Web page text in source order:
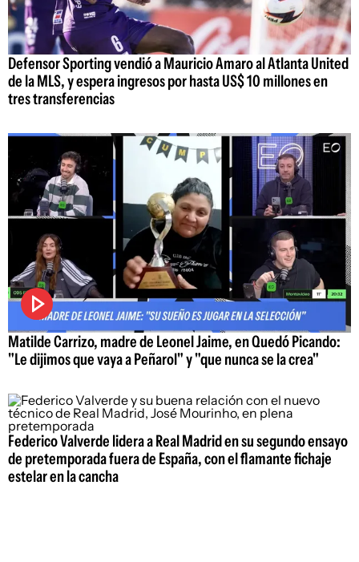
Defensor Sporting vendió a Mauricio Amaro al Atlanta United
de la MLS, y espera ingresos por hasta US$ 10 millones en
tres transferencias
Matilde Carrizo, madre de Leonel Jaime, en Quedó Picando:
"Le dijimos que vaya a Peñarol" y "que nunca se la crea"
Federico Valverde lidera a Real Madrid en su segundo ensayo
de pretemporada fuera de España, con el flamante fichaje
estelar en la cancha